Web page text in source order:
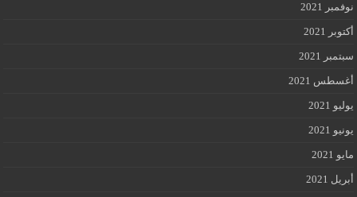
نوفمبر 2021
أكتوبر 2021
سبتمبر 2021
أغسطس 2021
يوليو 2021
يونيو 2021
مايو 2021
أبريل 2021